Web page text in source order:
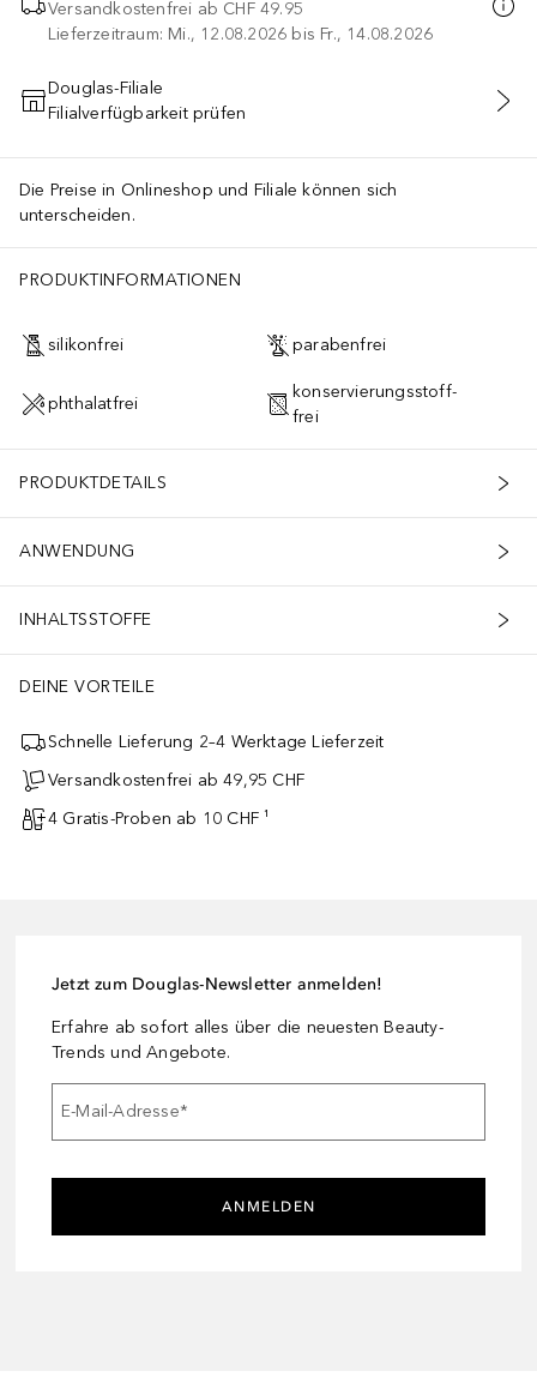
Versandkostenfrei ab CHF 49.95
Lieferzeitraum: Mi., 12.08.2026 bis Fr., 14.08.2026
IN DEN WARENKORB
Douglas-Filiale
Filialverfügbarkeit prüfen
Die Preise in Onlineshop und Filiale können sich
unterscheiden.
PRODUKTINFORMATIONEN
silikonfrei parabenfrei
phthalatfrei
konservierungsstoff-
frei
PRODUKTDETAILS
ANWENDUNG
INHALTSSTOFFE
DEINE VORTEILE
Schnelle Lieferung 2–4 Werktage Lieferzeit
Versandkostenfrei ab 49,95 CHF
4 Gratis-Proben ab 10 CHF ¹
Jetzt zum Douglas-Newsletter anmelden!
Erfahre ab sofort alles über die neuesten Beauty-
Trends und Angebote.
E-Mail-Adresse*
ANMELDEN